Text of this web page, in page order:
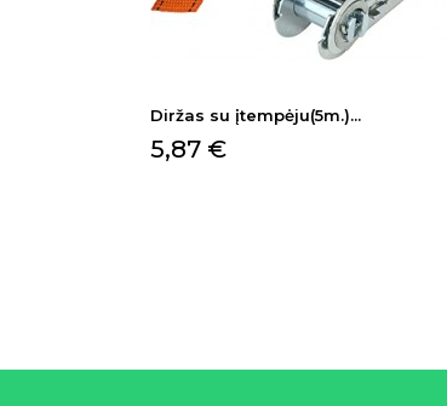
Diržas su įtempėju(5m.)...
Kaina
5,87 €